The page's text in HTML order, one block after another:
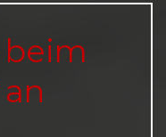
beim